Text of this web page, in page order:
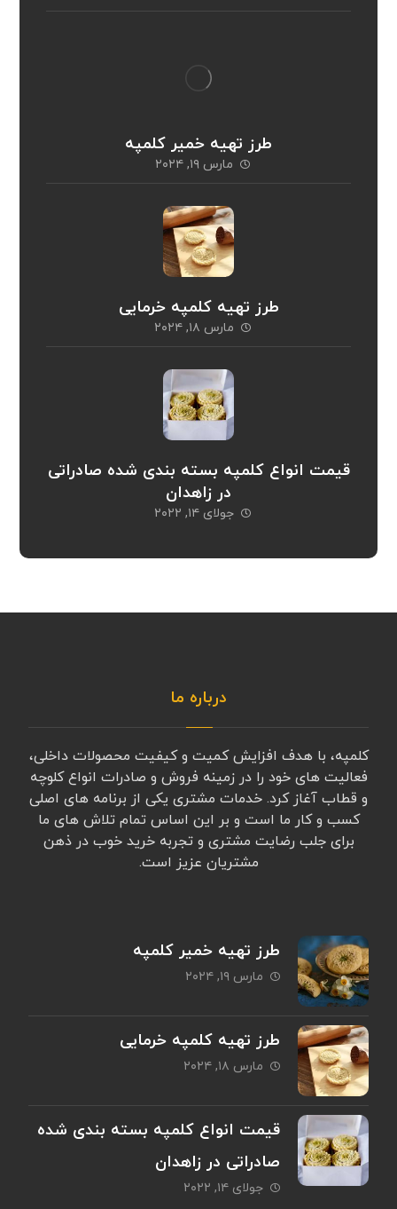
طرز تهیه خمیر کلمپه
مارس ۱۹, ۲۰۲۴
طرز تهیه کلمپه خرمایی
مارس ۱۸, ۲۰۲۴
قیمت انواع کلمپه بسته بندی شده صادراتی
در زاهدان
جولای ۱۴, ۲۰۲۲
درباره ما
کلمپه، با هدف افزایش کمیت و کیفیت محصولات داخلی،
فعالیت های خود را در زمینه فروش و صادرات انواع کلوچه
و قطاب آغاز کرد. خدمات مشتری یکی از برنامه های اصلی
کسب و کار ما است و بر این اساس تمام تلاش های ما
برای جلب رضایت مشتری و تجربه خرید خوب در ذهن
مشتریان عزیز است.
طرز تهیه خمیر کلمپه
مارس ۱۹, ۲۰۲۴
طرز تهیه کلمپه خرمایی
مارس ۱۸, ۲۰۲۴
قیمت انواع کلمپه بسته بندی شده
صادراتی در زاهدان
جولای ۱۴, ۲۰۲۲